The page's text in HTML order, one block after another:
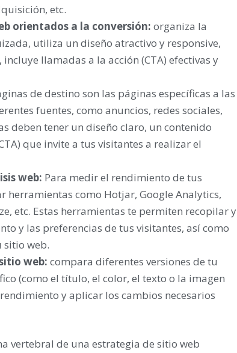
etc.
orientados a la conversión: organiza la
utiliza un diseño atractivo y responsive,
llamadas a la acción (CTA) efectivas y
de destino son las páginas específicas a las
fuentes, como anuncios, redes sociales,
deben tener un diseño claro, un contenido
que invite a tus visitantes a realizar el
web: Para medir el rendimiento de tus
herramientas como Hotjar, Google Analytics,
etc. Estas herramientas te permiten recopilar y
y las preferencias de tus visitantes, así como
sitio web.
web: compara diferentes versiones de tu
(como el título, el color, el texto o la imagen
y aplicar los cambios necesarios
vertebral de una estrategia de sitio web